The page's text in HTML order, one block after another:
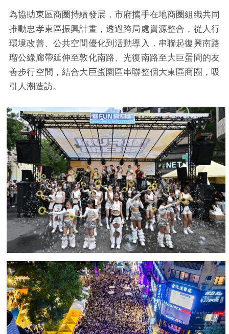
為協助東區商圈持續發展，市府攜手在地商圈組織共同
推動忠孝東區振興計畫，透過跨局處資源整合，從人行
環境改善、公共空間優化到活動導入，串聯起復興南路
瑠公綠廊帶延伸至敦化南路、光復南路至大巨蛋間的友
善步行空間，結合大巨蛋園區串聯整個大東區商圈，吸
引人潮造訪。